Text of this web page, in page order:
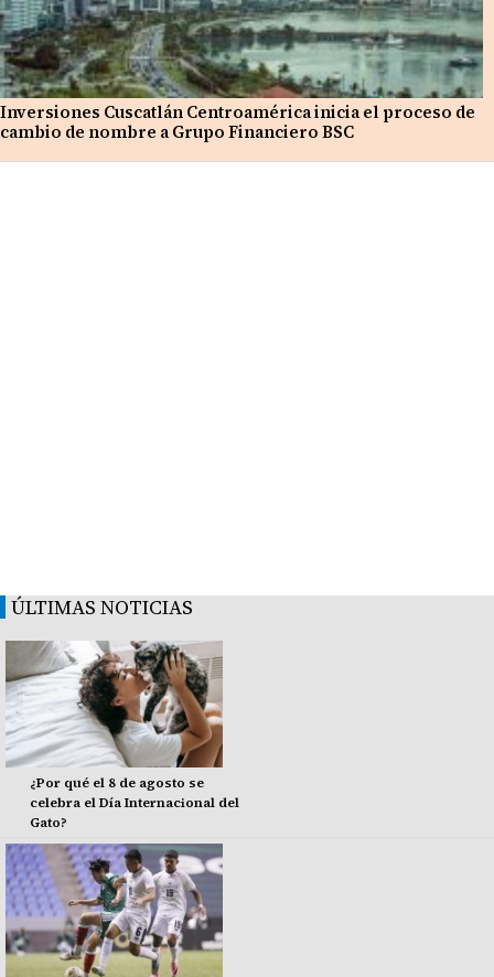
Inversiones Cuscatlán Centroamérica inicia el proceso de
cambio de nombre a Grupo Financiero BSC
ÚLTIMAS NOTICIAS
¿Por qué el 8 de agosto se
celebra el Día Internacional del
Gato?